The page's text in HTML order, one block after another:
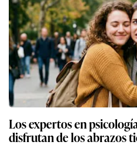
Los expertos en
disfrutan de los abrazos